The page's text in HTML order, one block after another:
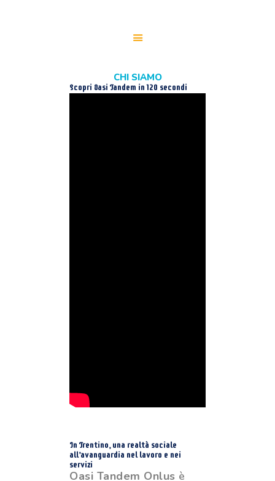
HOME
CHI SIAMO
Scopri Oasi Tandem in 120 secondi
In Trentino, una realtà sociale
all’avanguardia nel lavoro e nei
servizi
Oasi Tandem Onlus è